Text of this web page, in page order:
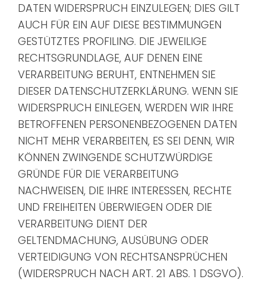
DATEN WIDERSPRUCH EINZULEGEN; DIES GILT
AUCH FÜR EIN AUF DIESE BESTIMMUNGEN
GESTÜTZTES PROFILING. DIE JEWEILIGE
RECHTSGRUNDLAGE, AUF DENEN EINE
VERARBEITUNG BERUHT, ENTNEHMEN SIE
DIESER DATENSCHUTZERKLÄRUNG. WENN SIE
WIDERSPRUCH EINLEGEN, WERDEN WIR IHRE
BETROFFENEN PERSONENBEZOGENEN DATEN
NICHT MEHR VERARBEITEN, ES SEI DENN, WIR
KÖNNEN ZWINGENDE SCHUTZWÜRDIGE
GRÜNDE FÜR DIE VERARBEITUNG
NACHWEISEN, DIE IHRE INTERESSEN, RECHTE
UND FREIHEITEN ÜBERWIEGEN ODER DIE
VERARBEITUNG DIENT DER
GELTENDMACHUNG, AUSÜBUNG ODER
VERTEIDIGUNG VON RECHTSANSPRÜCHEN
(WIDERSPRUCH NACH ART. 21 ABS. 1 DSGVO).